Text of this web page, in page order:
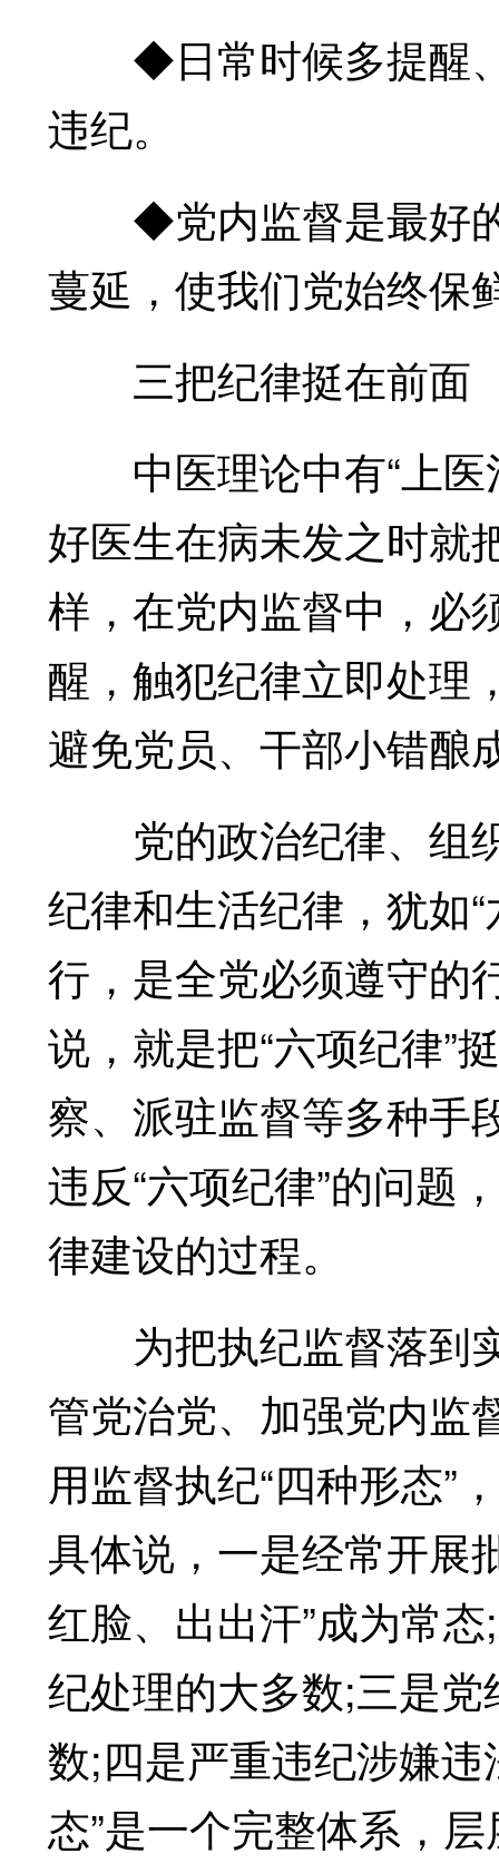
◆日常时候多提醒、
违纪。
◆党内监督是最好的
蔓延，使我们党始终保
三把纪律挺在前面
中医理论中有“上医
好医生在病未发之时就
样，在党内监督中，必
醒，触犯纪律立即处理
避免党员、干部小错酿
党的政治纪律、组
纪律和生活纪律，犹如
行，是全党必须遵守的
说，就是把“六项纪律”
察、派驻监督等多种手
违反“六项纪律”的问题
律建设的过程。
为把执纪监督落到
管党治党、加强党内监
用监督执纪“四种形态”
具体说，一是经常开展
红脸、出出汗”成为常
纪处理的大多数;三是
数;四是严重违纪涉嫌
态”是一个完整体系，